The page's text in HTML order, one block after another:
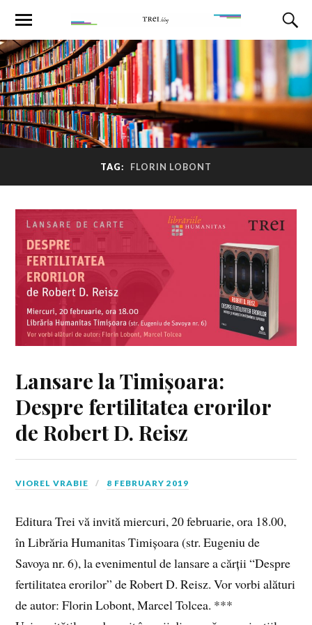
TAG: FLORIN LOBONT
Lansare la Timișoara:
Despre fertilitatea erorilor
de Robert D. Reisz
VIOREL VRABIE 8 FEBRUARY 2019
Editura Trei vă invită miercuri, 20 februarie, ora 18.00,
în Librăria Humanitas Timișoara (str. Eugeniu de
Savoya nr. 6), la evenimentul de lansare a cărții “Despre
fertilitatea erorilor” de Robert D. Reisz. Vor vorbi alături
de autor: Florin Lobont, Marcel Tolcea. ***